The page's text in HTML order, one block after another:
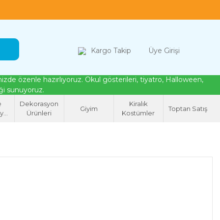
Kargo Takip Üye Girişi
özenle hazırlıyoruz. Okul gösterileri, tiyatro, Halloween,
sunuyoruz.
Dekorasyon
Ürünleri
Giyim
Kiralık
Kostümler
Toptan Satış